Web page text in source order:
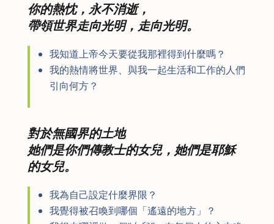
你的熱忱，永不消逝，
帶領世界走向光明，走向光明。
我知道上帝今天要從我那裡得到什麼嗎？
我的熱情將世界、與我一起生活和工作的人們
引向何方？
對於無國界的土地
她們是你們傳教士的女兒，她們是耶穌
的女兒。
我為自己設定什麼界限？
我覺得被召喚到哪個「遙遠的地方」？